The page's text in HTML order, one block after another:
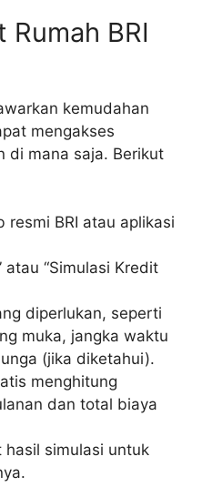
BRI
kemudahan
mengakses
di mana saja. Berikut
resmi BRI atau aplikasi
atau “Simulasi Kredit
diperlukan, seperti
muka, jangka waktu
(jika diketahui).
menghitung
dan total biaya
hasil simulasi untuk